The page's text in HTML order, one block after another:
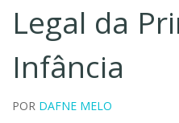
Legal da
Infância
POR DAFNE MELO